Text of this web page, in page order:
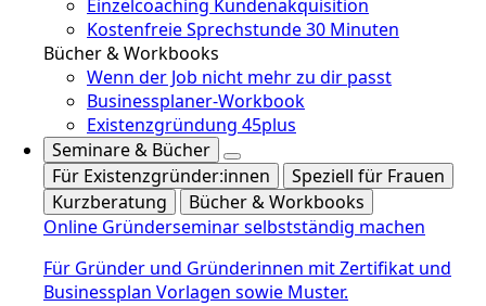
Einzelcoaching Kundenakquisition
Kostenfreie Sprechstunde 30 Minuten
Bücher & Workbooks
Wenn der Job nicht mehr zu dir passt
Businessplaner-Workbook
Existenzgründung 45plus
Seminare & Bücher
Für Existenzgründer:innen
Speziell für Frauen
Kurzberatung
Bücher & Workbooks
Online Gründerseminar selbstständig machen
Für Gründer und Gründerinnen mit Zertifikat und
Businessplan Vorlagen sowie Muster.